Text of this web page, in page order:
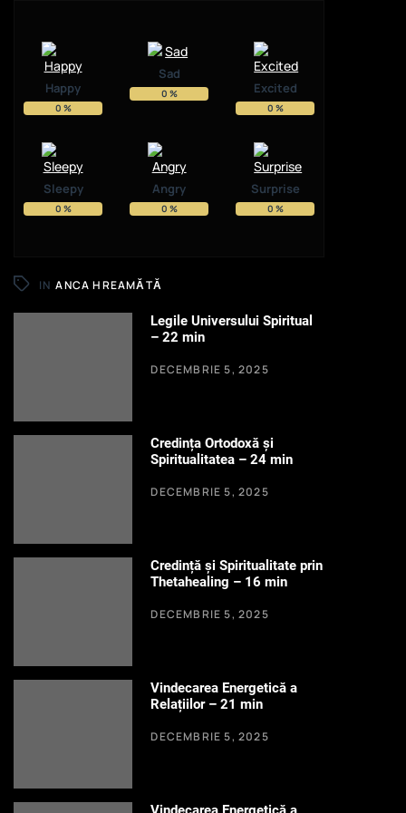
Happy
0 %
Sad
0 % Excited
0 %
Sleepy
0 %
Angry
0 %
Surprise
0 %
IN ANCA HREAMĂTĂ
Legile Universului Spiritual
– 22 min
DECEMBRIE 5, 2025
Credința Ortodoxă și
Spiritualitatea – 24 min
DECEMBRIE 5, 2025
Credință și Spiritualitate prin
Thetahealing – 16 min
DECEMBRIE 5, 2025
Vindecarea Energetică a
Relațiilor – 21 min
DECEMBRIE 5, 2025